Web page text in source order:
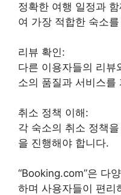
정확한 여행 일정과
여 가장 적합한 숙소
리뷰 확인:
다른 이용자들의 리뷰
소의 품질과 서비스를
취소 정책 이해:
각 숙소의 취소 정책
을 진행해야 합니다.
“Booking.com”은 다
하며 사용자들이 편리